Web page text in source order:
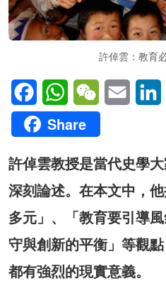
許倬雲：教育
FacebookWhatsAppWeChatEmail
Share
許倬雲教授是當代史學
深刻論述。在本文中，
多元」、「教育要引導
守與創新的平衡」等觀
都有強烈的現實意義。